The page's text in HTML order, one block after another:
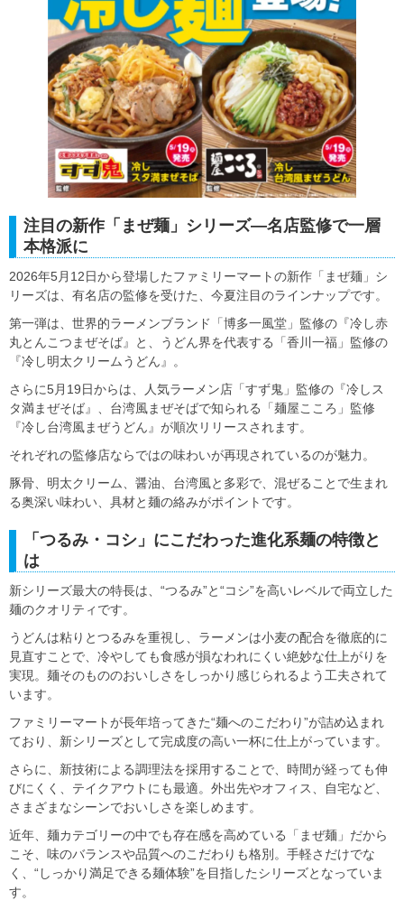
注目の新作「まぜ麺」シリーズ―名店監修で一層
本格派に
2026年5月12日から登場したファミリーマートの新作「まぜ麺」シ
リーズは、有名店の監修を受けた、今夏注目のラインナップです。
第一弾は、世界的ラーメンブランド「博多一風堂」監修の『冷し赤
丸とんこつまぜそば』と、うどん界を代表する「香川一福」監修の
『冷し明太クリームうどん』。
さらに5月19日からは、人気ラーメン店「すず鬼」監修の『冷しス
タ満まぜそば』、台湾風まぜそばで知られる「麺屋こころ」監修
『冷し台湾風まぜうどん』が順次リリースされます。
それぞれの監修店ならではの味わいが再現されているのが魅力。
豚骨、明太クリーム、醤油、台湾風と多彩で、混ぜることで生まれ
る奥深い味わい、具材と麺の絡みがポイントです。
「つるみ・コシ」にこだわった進化系麺の特徴と
は
新シリーズ最大の特長は、“つるみ”と“コシ”を高いレベルで両立した
麺のクオリティです。
うどんは粘りとつるみを重視し、ラーメンは小麦の配合を徹底的に
見直すことで、冷やしても食感が損なわれにくい絶妙な仕上がりを
実現。麺そのもののおいしさをしっかり感じられるよう工夫されて
います。
ファミリーマートが長年培ってきた“麺へのこだわり”が詰め込まれ
ており、新シリーズとして完成度の高い一杯に仕上がっています。
さらに、新技術による調理法を採用することで、時間が経っても伸
びにくく、テイクアウトにも最適。外出先やオフィス、自宅など、
さまざまなシーンでおいしさを楽しめます。
近年、麺カテゴリーの中でも存在感を高めている「まぜ麺」だから
こそ、味のバランスや品質へのこだわりも格別。手軽さだけでな
く、“しっかり満足できる麺体験”を目指したシリーズとなっていま
す。